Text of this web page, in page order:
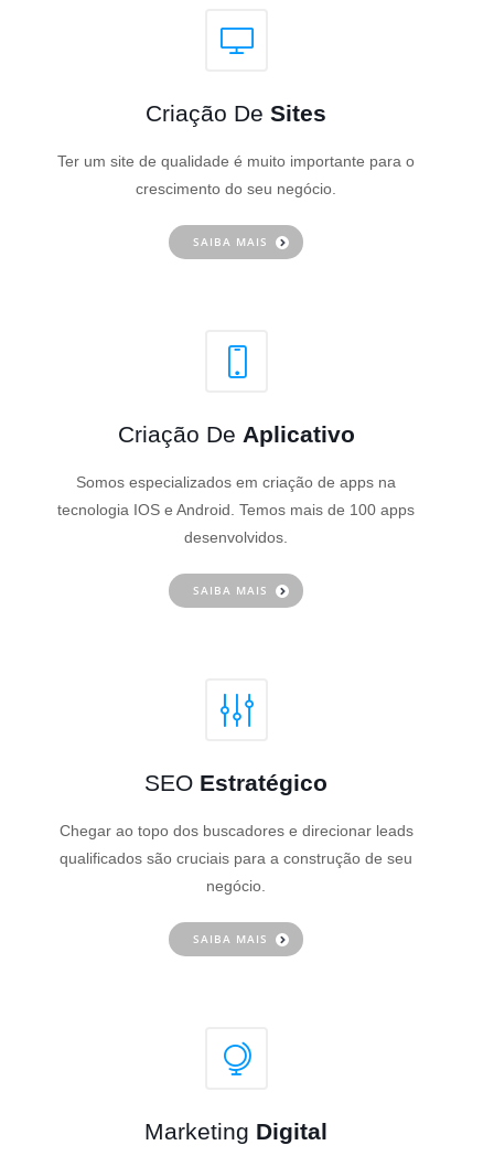
Criação De Sites
Ter um site de qualidade é muito importante para o
crescimento do seu negócio.
SAIBA MAIS
Criação De Aplicativo
Somos especializados em criação de apps na
tecnologia IOS e Android. Temos mais de 100 apps
desenvolvidos.
SAIBA MAIS
SEO Estratégico
Chegar ao topo dos buscadores e direcionar leads
qualificados são cruciais para a construção de seu
negócio.
SAIBA MAIS
Marketing Digital